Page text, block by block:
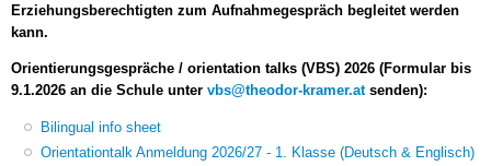
Erziehungsberechtigten zum Aufnahmegespräch begleitet werden
kann.
Orientierungsgespräche / orientation talks (VBS) 2026 (Formular bis
9.1.2026 an die Schule unter vbs@theodor-kramer.atsenden):
Bilingual info sheet
Orientationtalk Anmeldung 2026/27 - 1. Klasse (Deutsch & Englisch)